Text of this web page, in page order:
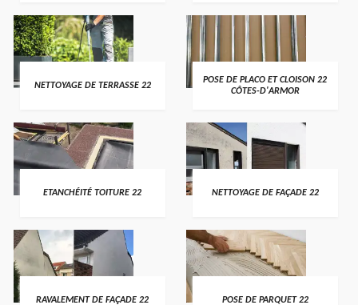
NETTOYAGE DE TERRASSE 22
POSE DE PLACO ET CLOISON 22
CÔTES-D'ARMOR
ETANCHÉITÉ TOITURE 22 NETTOYAGE DE FAÇADE 22
RAVALEMENT DE FAÇADE 22 POSE DE PARQUET 22